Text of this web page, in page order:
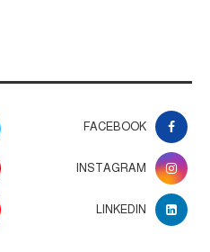
FACEBOOK
INSTAGRAM
LINKEDIN